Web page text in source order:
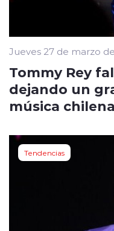
Jueves 27 de marzo
Tommy Rey
dejando un
música chilena
Tendencias